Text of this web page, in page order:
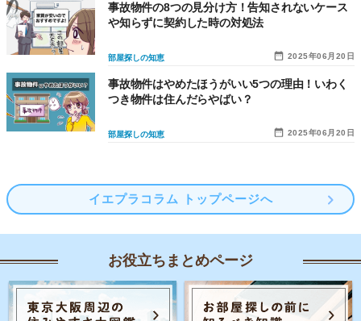
2025年06月20日
部屋探しの知恵
事故物件の8つの見分け方！告知されないケース
や知らずに契約した時の対処法
2025年06月20日
部屋探しの知恵
事故物件はやめたほうがいい5つの理由！いわく
つき物件は住んだらやばい？
イエプラコラム トップページへ
お役立ちまとめページ